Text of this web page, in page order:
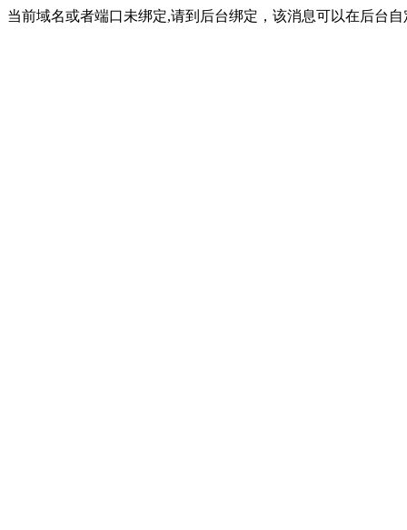
当前域名或者端口未绑定,请到后台绑定，该消息可以在后台自